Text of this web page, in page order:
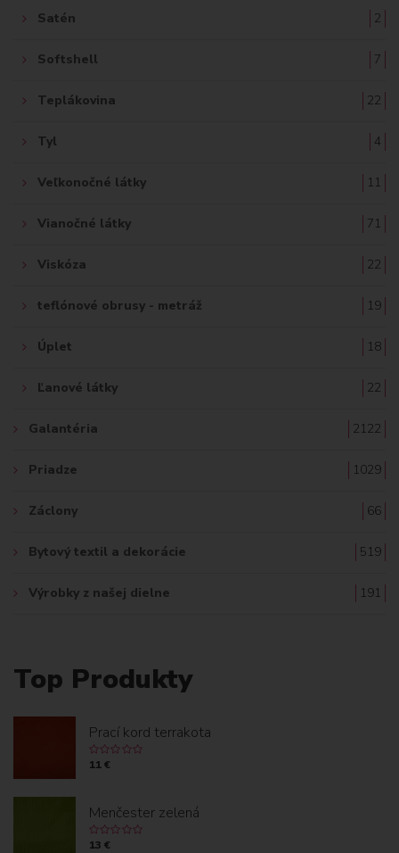
Satén 2
Softshell 7
Teplákovina 22
Tyl 4
Veľkonočné látky 11
Vianočné látky 71
Viskóza 22
teflónové obrusy - metráž 19
Úplet 18
Ľanové látky 22
Galantéria 2122
Priadze 1029
Záclony 66
Bytový textil a dekorácie 519
Výrobky z našej dielne 191
Top Produkty
Prací kord terrakota
11 €
Menčester zelená
13 €